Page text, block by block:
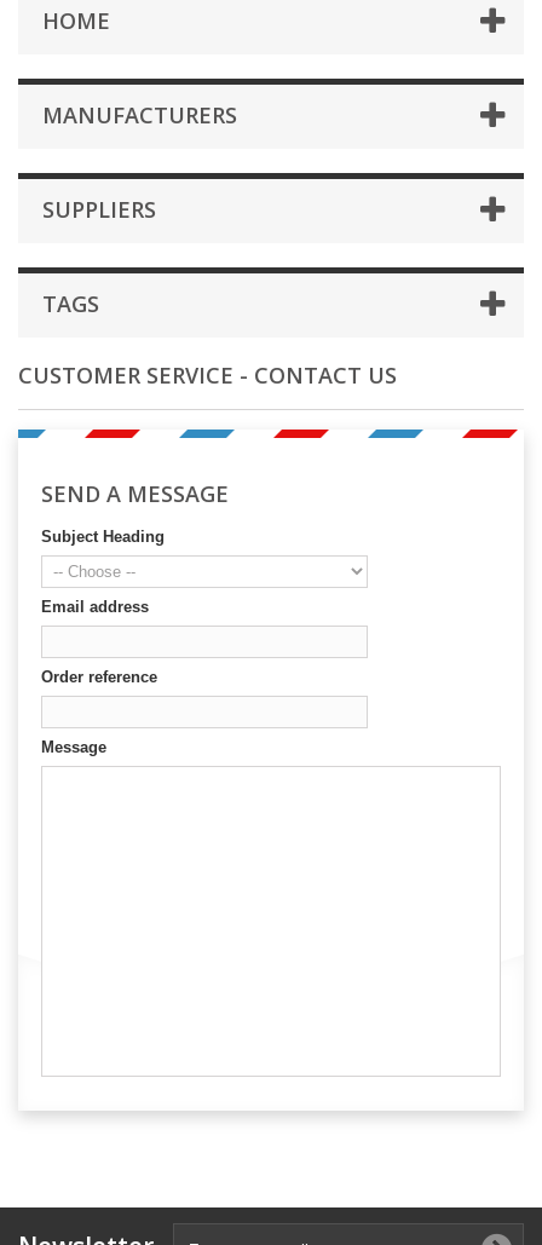
HOME
MANUFACTURERS
SUPPLIERS
TAGS
CUSTOMER SERVICE - CONTACT US
SEND A MESSAGE
Subject Heading
Email address
Order reference
Message